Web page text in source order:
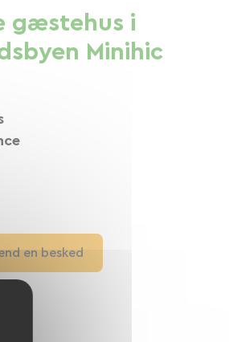
gæstehus i
Minihic
en besked